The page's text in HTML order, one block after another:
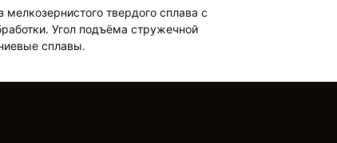
твердого сплава с
Угол подъёма стружечной
сплавы.